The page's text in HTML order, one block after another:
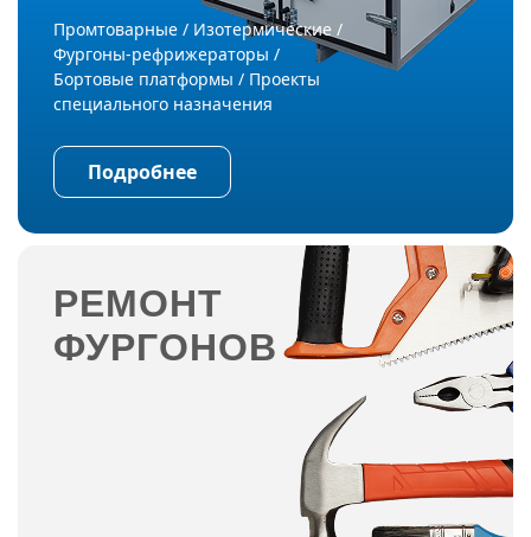
Промтоварные / Изотермические /
Фургоны-рефрижераторы /
Бортовые платформы / Проекты
специального назначения
Подробнее
РЕМОНТ
ФУРГОНОВ